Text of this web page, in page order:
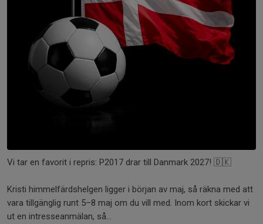
Vi tar en favorit i repris: P2017 drar till Danmark 2027! 🇩🇰
Kristi himmelfärdshelgen ligger i början av maj, så räkna med att
vara tillgänglig runt 5–8 maj om du vill med. Inom kort skickar vi
ut en intresseanmälan, så...